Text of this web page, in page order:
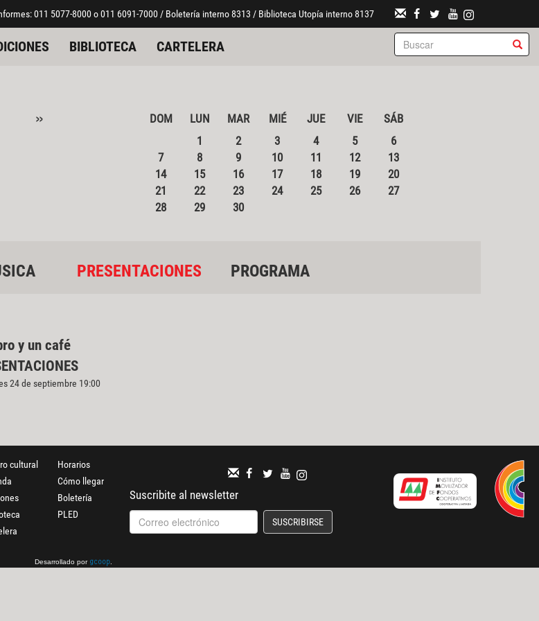
011 5077-8000 o 011 6091-7000 / Boletería interno 8313 / Biblioteca Utopía interno 8137
BIBLIOTECA CARTELERA
» DOM LUN MAR MIÉ JUE VIE
SÁB
1
2 3 4 5
6
7
8 9 10 11 12
13
14
15 16 17 18 19
20
21
22 23 24 25 26
27
28
29 30
PRESENTACIONES PROGRAMA
y un café
24 de septiembre 19:00
cultural
Horarios
Cómo llegar
Boletería
PLED
Suscribite al newsletter
SUSCRIBIRSE
Desarrollado por gcoop